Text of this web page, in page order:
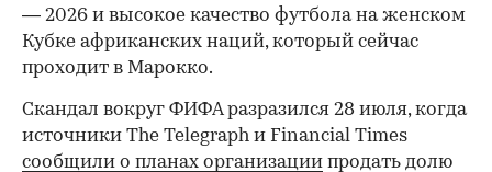
00:00 00:00
— 2026 и высокое качество футбола на женском
Кубке африканских наций, который сейчас
проходит в Марокко.
Скандал вокруг ФИФА разразился 28 июля, когда
источники The Telegraph и Financial Times
сообщили о планах организации продать долю